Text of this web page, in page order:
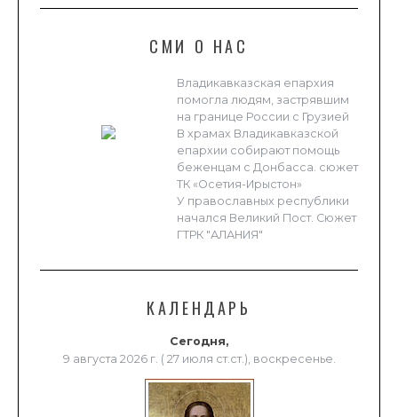
СМИ О НАС
Владикавказская епархия
помогла людям, застрявшим
на границе России с Грузией
В храмах Владикавказской
епархии собирают помощь
беженцам с Донбасса. сюжет
ТК «Осетия-Ирыстон»
У православных республики
начался Великий Пост. Сюжет
ГТРК "АЛАНИЯ"
КАЛЕНДАРЬ
Сегодня,
9 августа 2026 г. ( 27 июля ст.ст.), воскресенье.